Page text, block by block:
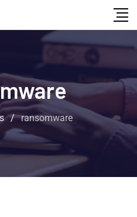
/ ransomware